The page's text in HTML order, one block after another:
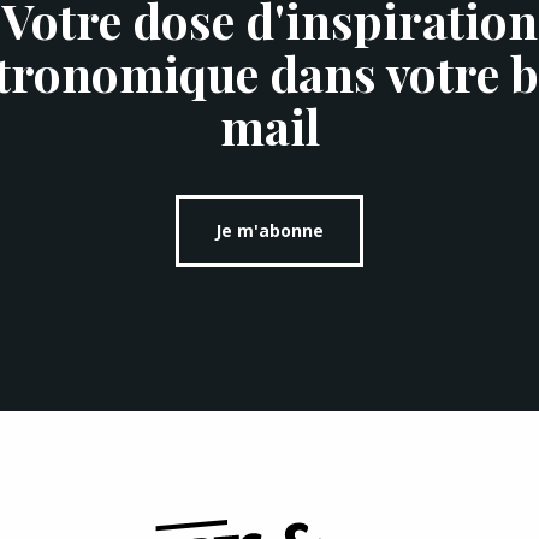
Votre dose d'inspiration
dans votre
mail
Je m'abonne